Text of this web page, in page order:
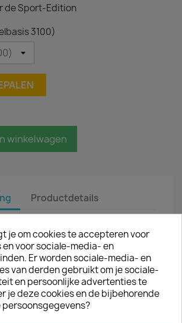
de Sport-Edition
3100)
winkelwagen
Productdetails
Q-Step Side-steps zijn brede
op de carrosserie van het
Deze maatwerk steps zijn
ribbelprofiel en bieden een
instap tot de cabine en
(bij schuifdeur). Bovendien
je om cookies te accepteren voor
voor sociale-media- en
Er worden sociale-media- en
van derden gebruikt om je sociale-
en persoonlijke advertenties te
je deze cookies en de bijbehorende